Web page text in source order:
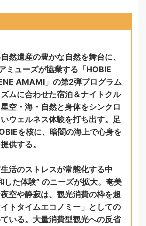
然遺産の豊かな自然を舞台に、
ミューズが協業する「HOBIE
AMAMI」の第2弾プログラム
ムに合わせた宿泊＆ナイトクル
空・海・自然と身体をシンクロ
ウェルネス体験を打ち出す。足
を核に、暗闇の海上で心身を
供する。
活のストレスが常態化する中
した体験” のニーズが拡大。奄美
空や静寂は、観光消費の枠を超
トタイムエコノミー」としての
いる。大量消費型観光への反省